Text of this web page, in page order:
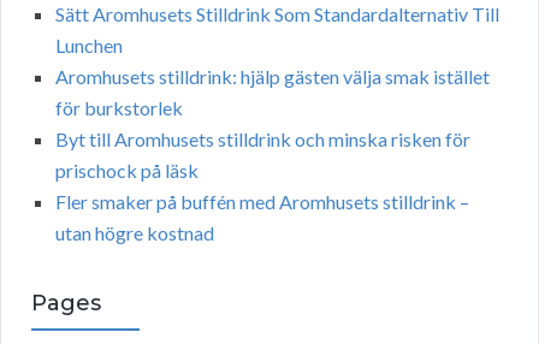
Sätt Aromhusets Stilldrink Som Standardalternativ Till
Lunchen
Aromhusets stilldrink: hjälp gästen välja smak istället
för burkstorlek
Byt till Aromhusets stilldrink och minska risken för
prischock på läsk
Fler smaker på buffén med Aromhusets stilldrink –
utan högre kostnad
Pages